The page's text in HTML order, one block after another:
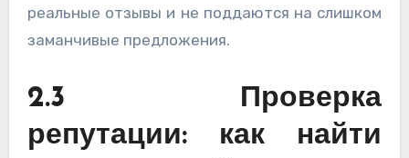
реальные отзывы и не поддаются на слишком
заманчивые предложения.
2.3 Проверка
репутации: как найти